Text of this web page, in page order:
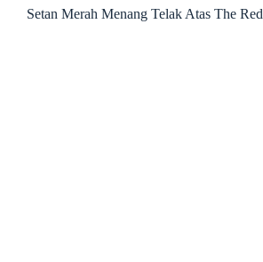
Setan Merah Menang Telak Atas The Red